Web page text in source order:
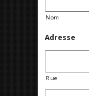
Nom
Adresse
Rue